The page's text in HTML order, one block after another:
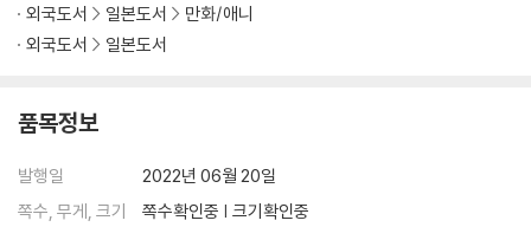
외국도서
일본도서
만화/애니
외국도서
일본도서
품목정보
발행일
2022년 06월 20일
쪽수, 무게, 크기
쪽수확인중 | 크기확인중